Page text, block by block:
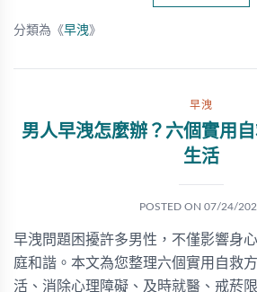
分類為《早洩》
早洩
男人早洩怎麼辦？六個實用
生活
POSTED ON 07/24/
早洩問題困擾許多男性，不僅影響身
庭和諧。本文為您整理六個實用自救
活、消除心理障礙、及時就醫、戒菸